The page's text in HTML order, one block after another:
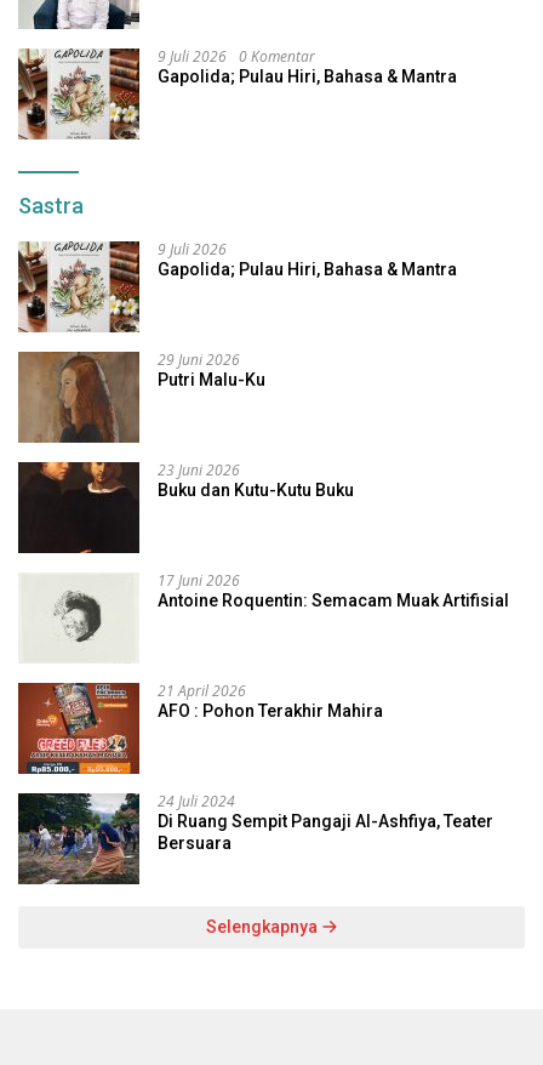
9 Juli 2026 0 Komentar
Gapolida; Pulau Hiri, Bahasa & Mantra
Sastra
9 Juli 2026
Gapolida; Pulau Hiri, Bahasa & Mantra
29 Juni 2026
Putri Malu-Ku
23 Juni 2026
Buku dan Kutu-Kutu Buku
17 Juni 2026
Antoine Roquentin: Semacam Muak Artifisial
21 April 2026
AFO : Pohon Terakhir Mahira
24 Juli 2024
Di Ruang Sempit Pangaji Al-Ashfiya, Teater
Bersuara
Selengkapnya